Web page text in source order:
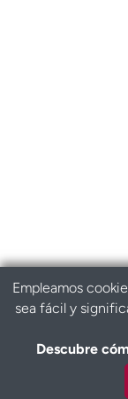
Empleamos
sea fácil y
Descubre